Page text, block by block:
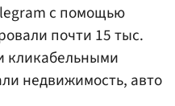
с помощью
почти 15 тыс.
кликабельными
недвижимость, авто